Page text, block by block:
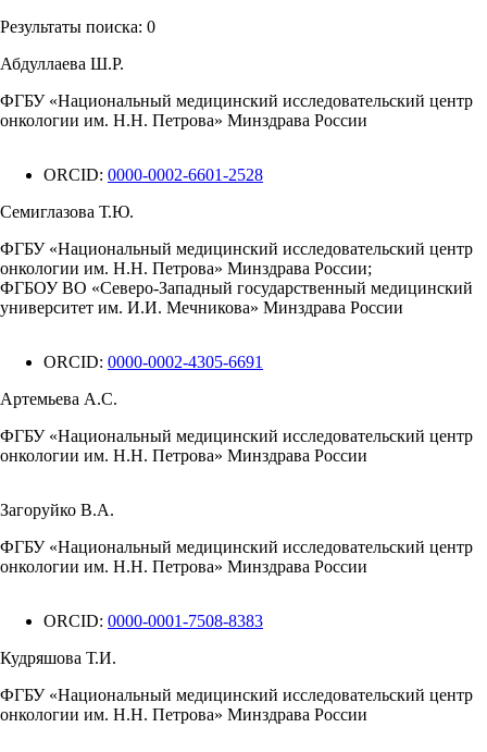
Результаты поиска: 0
Абдуллаева Ш.Р.
ФГБУ «Национальный медицинский исследовательский центр
онкологии им. Н.Н. Петрова» Минздрава России
ORCID: 0000-0002-6601-2528
Семиглазова Т.Ю.
ФГБУ «Национальный медицинский исследовательский центр
онкологии им. Н.Н. Петрова» Минздрава России;
ФГБОУ ВО «Северо-Западный государственный медицинский
университет им. И.И. Мечникова» Минздрава России
ORCID: 0000-0002-4305-6691
Артемьева А.С.
ФГБУ «Национальный медицинский исследовательский центр
онкологии им. Н.Н. Петрова» Минздрава России
Загоруйко В.А.
ФГБУ «Национальный медицинский исследовательский центр
онкологии им. Н.Н. Петрова» Минздрава России
ORCID: 0000-0001-7508-8383
Кудряшова Т.И.
ФГБУ «Национальный медицинский исследовательский центр
онкологии им. Н.Н. Петрова» Минздрава России